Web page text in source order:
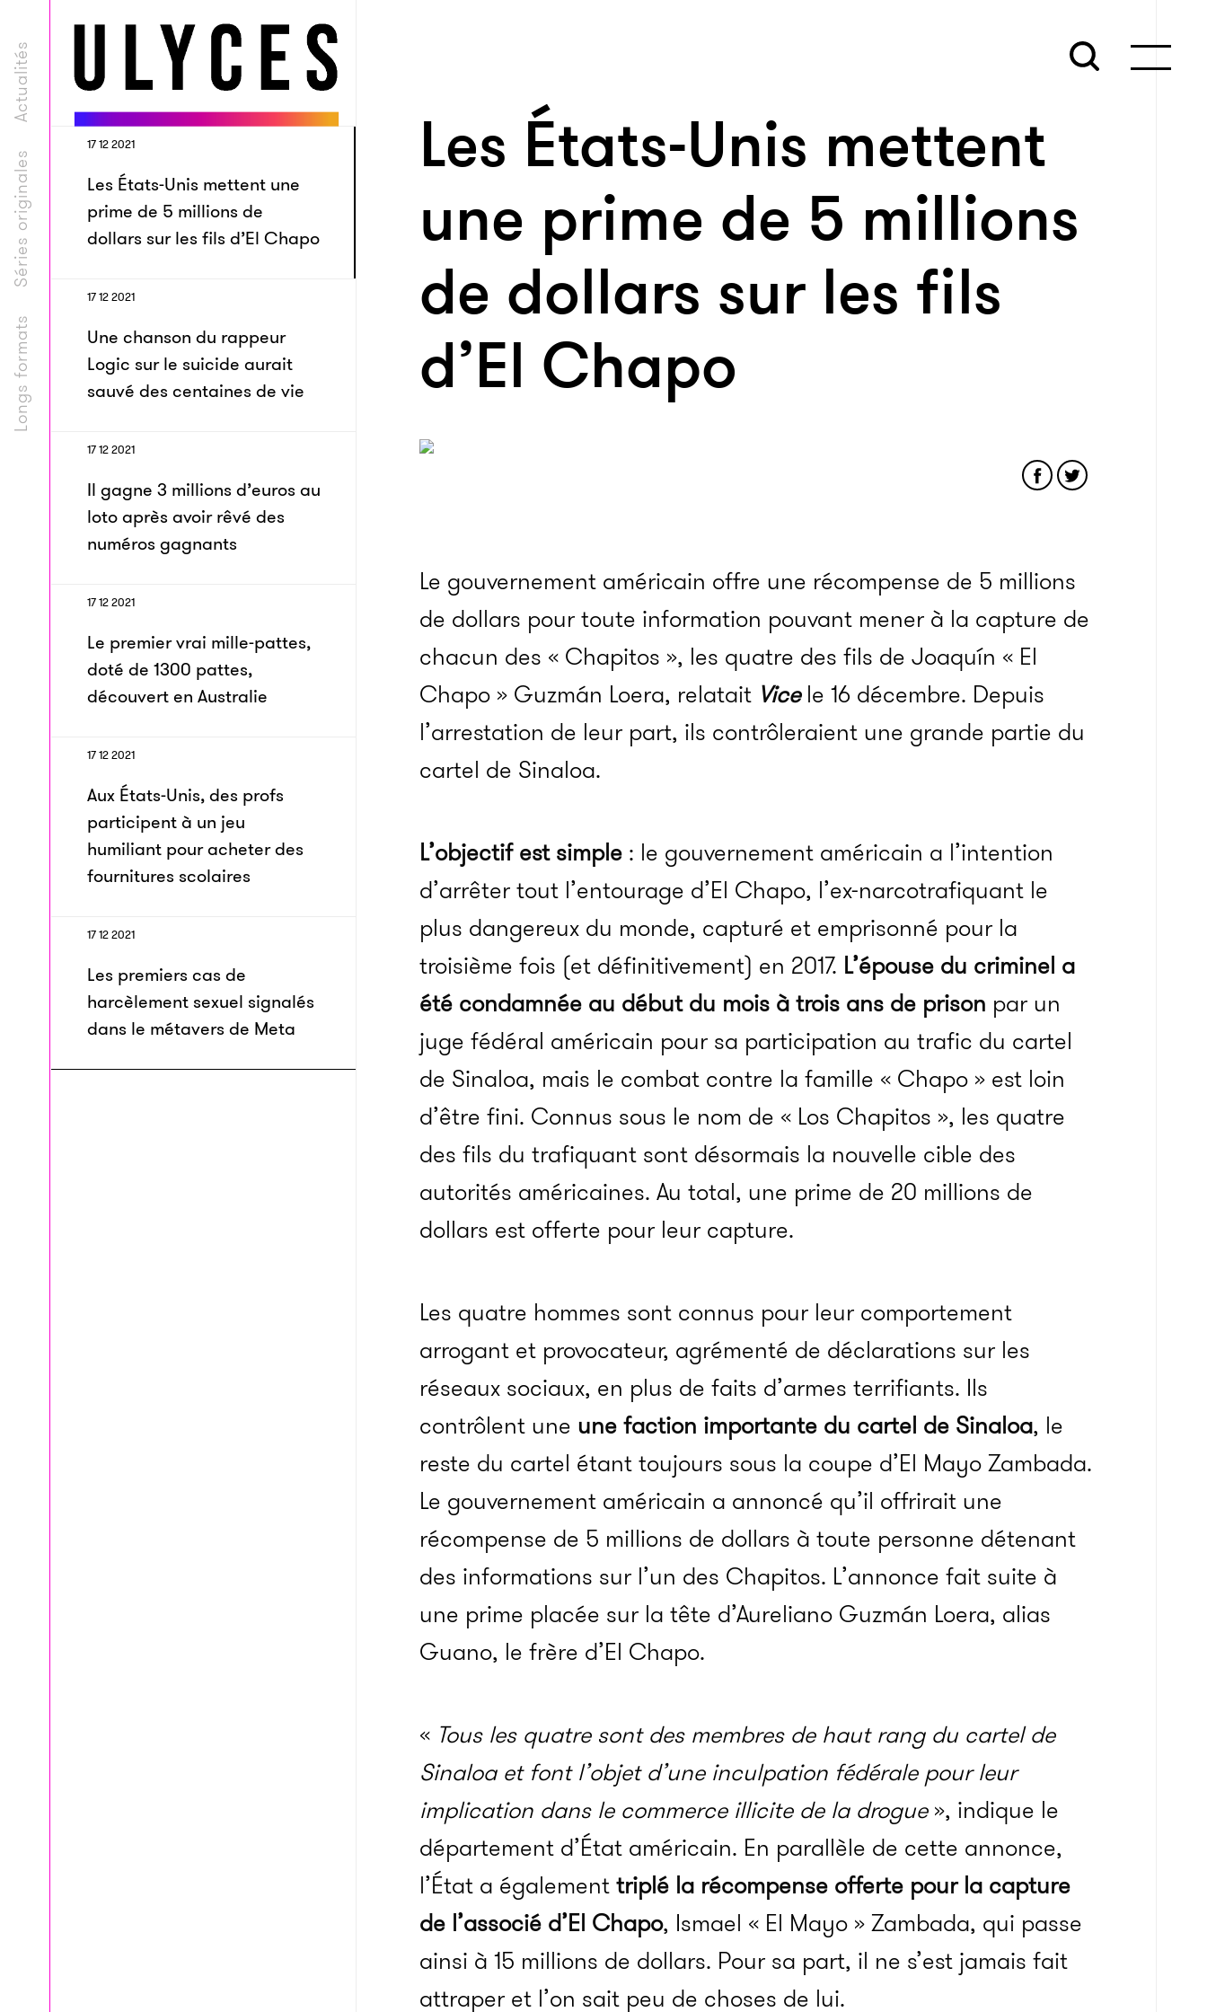
Longs formats
Séries originales
Actualités
17 12 2021
Les États-Unis mettent une
prime de 5 millions de
dollars sur les fils d’El Chapo
17 12 2021
Une chanson du rappeur
Logic sur le suicide aurait
sauvé des centaines de vie
17 12 2021
Il gagne 3 millions d’euros au
loto après avoir rêvé des
numéros gagnants
17 12 2021
Le premier vrai mille-pattes,
doté de 1300 pattes,
découvert en Australie
17 12 2021
Aux États-Unis, des profs
participent à un jeu
humiliant pour acheter des
fournitures scolaires
17 12 2021
Les premiers cas de
harcèlement sexuel signalés
dans le métavers de Meta
Les États-Unis mettent
une prime de 5 millions
de dollars sur les fils
d’El Chapo
Le gouvernement américain offre une récompense de 5 millions
de dollars pour toute information pouvant mener à la capture de
chacun des « Chapitos », les quatre des fils de Joaquín « El
Chapo » Guzmán Loera, relatait Vicele 16 décembre. Depuis
l’arrestation de leur part, ils contrôleraient une grande partie du
cartel de Sinaloa.
L’objectif est simple : le gouvernement américain a l’intention
d’arrêter tout l’entourage d’El Chapo, l’ex-narcotrafiquant le
plus dangereux du monde, capturé et emprisonné pour la
troisième fois (et définitivement) en 2017. L’épouse du criminel a
été condamnée au début du mois à trois ans de prison par un
juge fédéral américain pour sa participation au trafic du cartel
de Sinaloa, mais le combat contre la famille « Chapo » est loin
d’être fini. Connus sous le nom de « Los Chapitos », les quatre
des fils du trafiquant sont désormais la nouvelle cible des
autorités américaines. Au total, une prime de 20 millions de
dollars est offerte pour leur capture.
Les quatre hommes sont connus pour leur comportement
arrogant et provocateur, agrémenté de déclarations sur les
réseaux sociaux, en plus de faits d’armes terrifiants. Ils
contrôlent une une faction importante du cartel de Sinaloa, le
reste du cartel étant toujours sous la coupe d’El Mayo Zambada.
Le gouvernement américain a annoncé qu’il offrirait une
récompense de 5 millions de dollars à toute personne détenant
des informations sur l’un des Chapitos. L’annonce fait suite à
une prime placée sur la tête d’Aureliano Guzmán Loera, alias
Guano, le frère d’El Chapo.
« Tous les quatre sont des membres de haut rang du cartel de
Sinaloaet font l’objet d’une inculpation fédérale pour leur
implication dans le commerce illicite de la drogue», indique le
département d’État américain. En parallèle de cette annonce,
l’État a égalementtriplé la récompense offerte pourla capture
de l’associé d’El Chapo, Ismael « El Mayo »Zambada, qui passe
ainsi à 15 millions de dollars. Pour sa part, il ne s’est jamais fait
attraper et l’on sait peu de choses de lui.